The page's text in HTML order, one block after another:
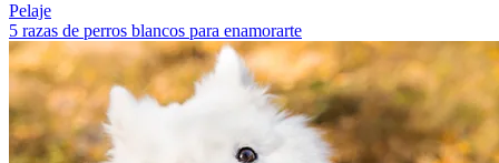
Pelaje
5 razas de perros blancos para enamorarte